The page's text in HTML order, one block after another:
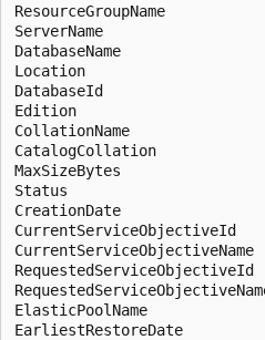
ResourceGroupName
ServerName
DatabaseName
Location
DatabaseId                    :
Edition
CollationName                 :
CatalogCollation
MaxSizeBytes                  :
Status
CreationDate
CurrentServiceObjectiveId
RequestedServiceObjectiveId
ElasticPoolName
EarliestRestoreDate